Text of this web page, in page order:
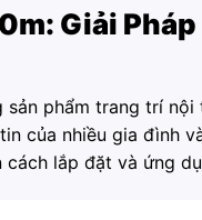
Giải
phẩm trang trí
của nhiều gia đình
lắp đặt và ứng